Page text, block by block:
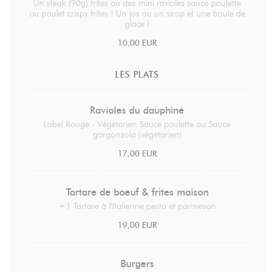
Un steak (90g) frites ou des mini ravioles sauce poulette
ou poulet crispy frites ! Un jus ou un sirop et une boule de
glace !
10,00 EUR
LES PLATS
Ravioles du dauphiné
Label Rouge - Végétarien Sauce poulette ou Sauce
gorgonzola (végétarien)
17,00 EUR
Tartare de boeuf & frites maison
+1 Tartare à l'Italienne pesto et parmesan
19,00 EUR
Burgers